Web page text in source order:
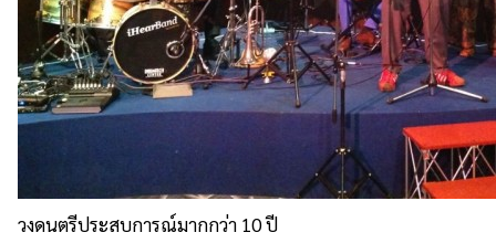
วงดนตรีประสบการณ์มากกว่า 10 ปี